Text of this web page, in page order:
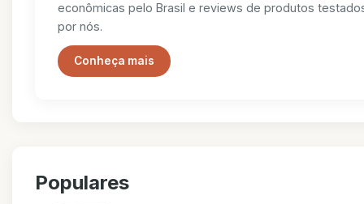
econômicas pelo Brasil e reviews de produtos
por nós.
Conheça mais
Populares